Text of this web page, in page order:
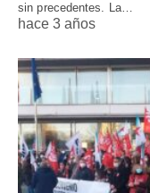
sin precedentes. La…
hace 3 años